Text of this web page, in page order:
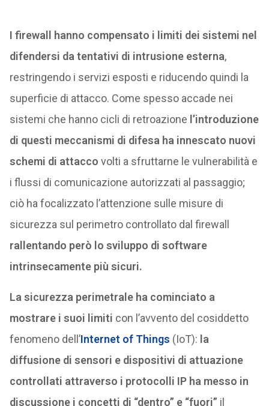
I firewall hanno compensato i limiti dei sistemi nel
difendersi da tentativi di intrusione esterna,
restringendo i servizi esposti e riducendo quindi la
superficie di attacco. Come spesso accade nei
sistemi che hanno cicli di retroazione l’introduzione
di questi meccanismi di difesa ha innescato nuovi
schemi di attacco volti a sfruttarne le vulnerabilità e
i flussi di comunicazione autorizzati al passaggio;
ciò ha focalizzato l’attenzione sulle misure di
sicurezza sul perimetro controllato dal firewall
rallentando però lo sviluppo di software
intrinsecamente più sicuri.
La sicurezza perimetrale ha cominciato a
mostrare i suoi limiti con l’avvento del cosiddetto
fenomeno dell’Internet of Things (IoT): la
diffusione di sensori e dispositivi di attuazione
controllati attraverso i protocolli IP ha messo in
discussione i concetti di “dentro” e “fuori” il